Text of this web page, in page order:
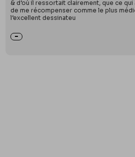
& d’où il ressortait clairement, que ce qui
de me récompenser comme le plus
l’excellent dessinateu